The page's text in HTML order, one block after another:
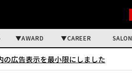
AWARD CAREER SALON
の広告表示を最小限にしました